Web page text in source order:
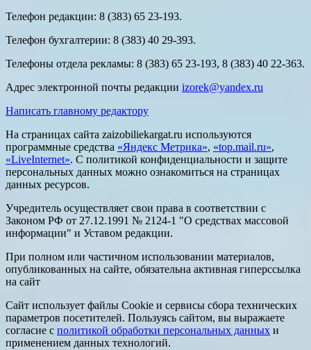
Телефон редакции: 8 (383) 65 23-193.
Телефон бухгалтерии: 8 (383) 40 29-393.
Телефоны отдела рекламы: 8 (383) 65 23-193, 8 (383) 40 22-363.
Адрес электронной почты редакции izorek@yandex.ru
Написать главному редактору
На страницах сайта zaizobiliekargat.ru используются
программные средства «Яндекс Метрика», «top.mail.ru»,
«LiveInternet». С политикой конфиденциальности и защите
персональных данных можно ознакомиться на страницах
данных ресурсов.
Учредитель осуществляет свои права в соответствии с
Законом РФ от 27.12.1991 № 2124-1 "О средствах массовой
информации" и Уставом редакции.
При полном или частичном использовании материалов,
опубликованных на сайте, обязательна активная гиперссылка
на сайт
Сайт использует файлы Cookie и сервисы сбора технических
параметров посетителей. Пользуясь сайтом, вы выражаете
согласие с политикой обработки персональных данных и
применением данных технологий.